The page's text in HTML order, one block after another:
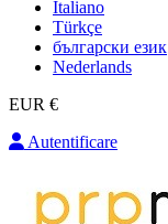
Italiano
Türkçe
български език
Nederlands
EUR €
Autentificare